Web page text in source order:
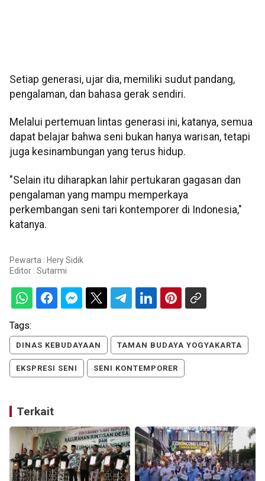
Setiap generasi, ujar dia, memiliki sudut pandang,
pengalaman, dan bahasa gerak sendiri.
Melalui pertemuan lintas generasi ini, katanya, semua
dapat belajar bahwa seni bukan hanya warisan, tetapi
juga kesinambungan yang terus hidup.
"Selain itu diharapkan lahir pertukaran gagasan dan
pengalaman yang mampu memperkaya
perkembangan seni tari kontemporer di Indonesia,"
katanya.
Pewarta : Hery Sidik
Editor : Sutarmi
Tags:
DINAS KEBUDAYAAN TAMAN BUDAYA YOGYAKARTA
EKSPRESI SENI SENI KONTEMPORER
Terkait